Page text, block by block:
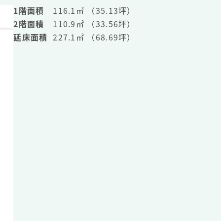
1階面積
116.1㎡ （35.13坪）
2階面積
110.9㎡ （33.56坪）
延床面積 227.1㎡ （68.69坪）